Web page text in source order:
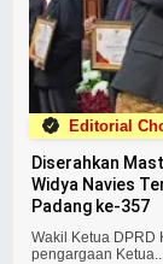
Editorial
Diserahkan
Widya Navies
Padang ke-357
Wakil Ketua DPRD
pengargaan